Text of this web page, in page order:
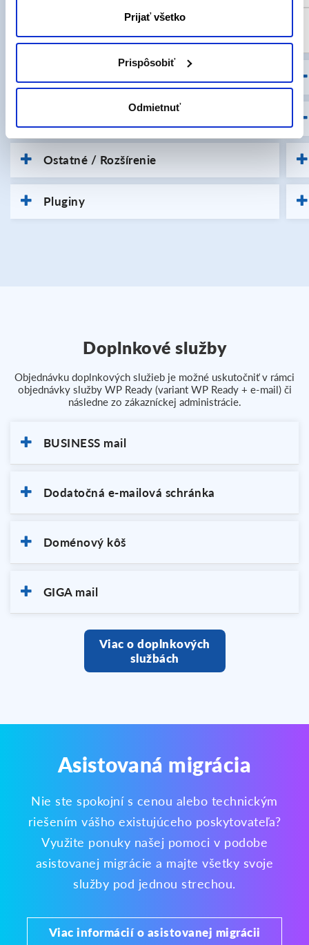
Prijať všetko
Prispôsobiť
Odmietnuť
Cluster Dell + NetApp
Ostatné / Rozšírenie
Pluginy
Doplnkové služby
Objednávku doplnkových služieb je možné uskutočniť v rámci
objednávky služby WP Ready (variant WP Ready + e-mail) či
následne zo zákazníckej administrácie.
BUSINESS mail
Dodatočná e-mailová schránka
Doménový kôš
GIGA mail
Viac o doplnkových
službách
Asistovaná migrácia
Nie ste spokojní s cenou alebo technickým
riešením vášho existujúceho poskytovateľa?
Využite ponuky našej pomoci v podobe
asistovanej migrácie a majte všetky svoje
služby pod jednou strechou.
Viac informácií o asistovanej migrácii